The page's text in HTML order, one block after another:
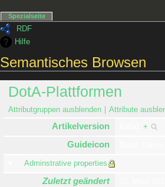
RDF
Hilfe
Semantisches Browsen
DotA-Plattformen
Attributgruppen ausblenden Attribute
Artikelversion +
Guideicon
Adminstrative properties
Zuletzt geändert
Spezialseite